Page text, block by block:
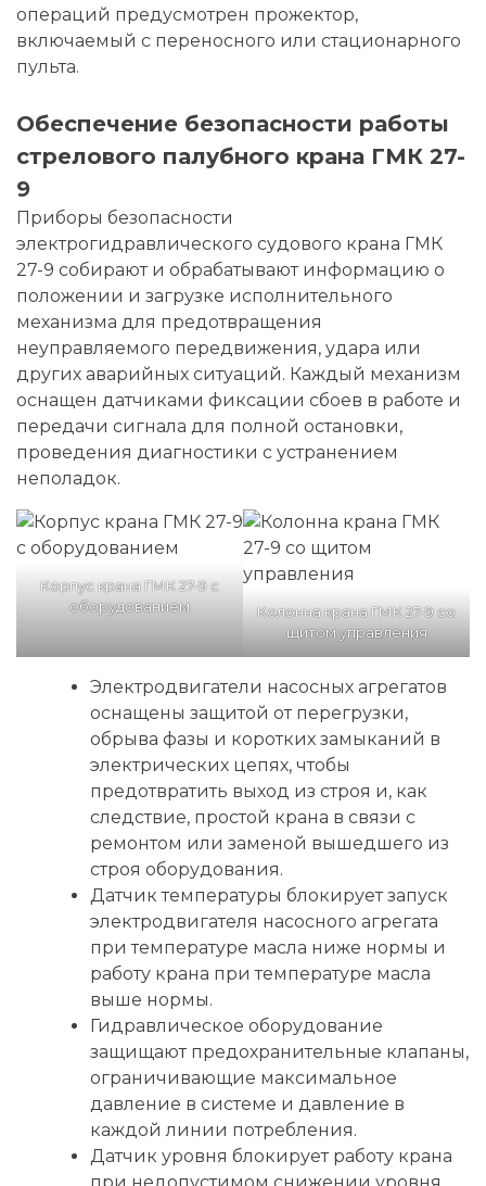
операций предусмотрен прожектор,
включаемый с переносного или стационарного
пульта.
Обеспечение безопасности работы
стрелового палубного крана ГМК 27-
9
Приборы безопасности
электрогидравлического судового крана ГМК
27-9 собирают и обрабатывают информацию о
положении и загрузке исполнительного
механизма для предотвращения
неуправляемого передвижения, удара или
других аварийных ситуаций. Каждый механизм
оснащен датчиками фиксации сбоев в работе и
передачи сигнала для полной остановки,
проведения диагностики с устранением
неполадок.
Корпус крана ГМК 27-9 с
оборудованием
Колонна крана ГМК 27-9 со
щитом управления
Электродвигатели насосных агрегатов
оснащены защитой от перегрузки,
обрыва фазы и коротких замыканий в
электрических цепях, чтобы
предотвратить выход из строя и, как
следствие, простой крана в связи с
ремонтом или заменой вышедшего из
строя оборудования.
Датчик температуры блокирует запуск
электродвигателя насосного агрегата
при температуре масла ниже нормы и
работу крана при температуре масла
выше нормы.
Гидравлическое оборудование
защищают предохранительные клапаны,
ограничивающие максимальное
давление в системе и давление в
каждой линии потребления.
Датчик уровня блокирует работу крана
при недопустимом снижении уровня